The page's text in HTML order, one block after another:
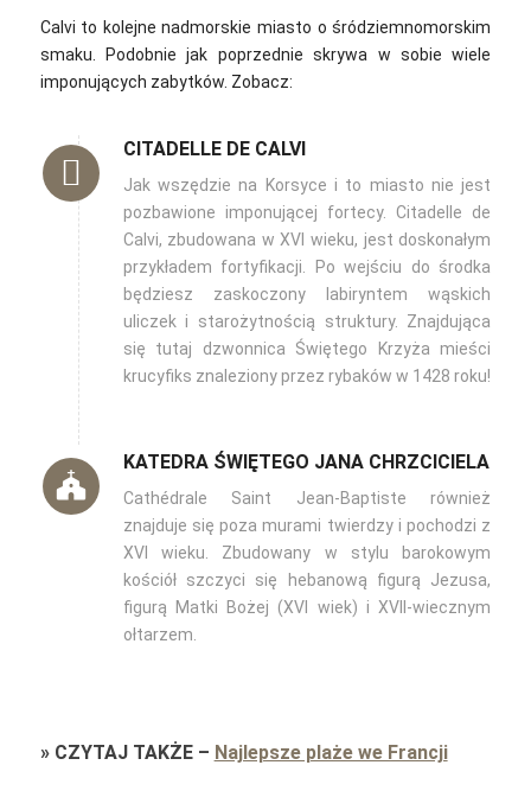
Calvi to kolejne nadmorskie miasto o śródziemnomorskim
smaku. Podobnie jak poprzednie skrywa w sobie wiele
imponujących zabytków. Zobacz:
CITADELLE DE CALVI
Jak wszędzie na Korsyce i to miasto nie jest
pozbawione imponującej fortecy. Citadelle de
Calvi, zbudowana w XVI wieku, jest doskonałym
przykładem fortyfikacji. Po wejściu do środka
będziesz zaskoczony labiryntem wąskich
uliczek i starożytnością struktury. Znajdująca
się tutaj dzwonnica Świętego Krzyża mieści
krucyfiks znaleziony przez rybaków w 1428 roku!
KATEDRA ŚWIĘTEGO JANA CHRZCICIELA
Cathédrale Saint Jean-Baptiste również
znajduje się poza murami twierdzy i pochodzi z
XVI wieku. Zbudowany w stylu barokowym
kościół szczyci się hebanową figurą Jezusa,
figurą Matki Bożej (XVI wiek) i XVII-wiecznym
ołtarzem.
» CZYTAJ TAKŻE– Najlepsze plaże we Francji